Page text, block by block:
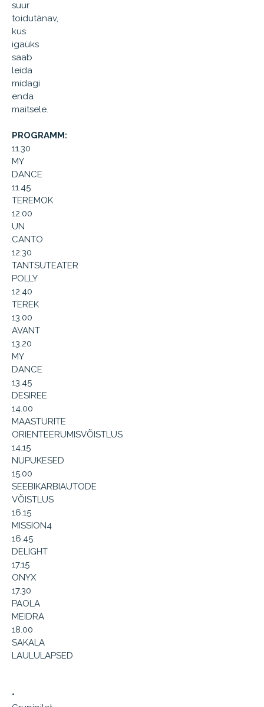
suur
toidutänav,
kus
igaüks
saab
leida
midagi
enda
maitsele.
PROGRAMM:
11.30
MY
DANCE
11.45
TEREMOK
12.00
UN
CANTO
12.30
TANTSUTEATER
POLLY
12.40
TEREK
13.00
AVANT
13.20
MY
DANCE
13.45
DESIREE
14.00
MAASTURITE
ORIENTEERUMISVÕISTLUS
14.15
NUPUKESED
15.00
SEEBIKARBIAUTODE
VÕISTLUS
16.15
MISSION4
16.45
DELIGHT
17.15
ONYX
17.30
PAOLA
MEIDRA
18.00
SAKALA
LAULULAPSED
•